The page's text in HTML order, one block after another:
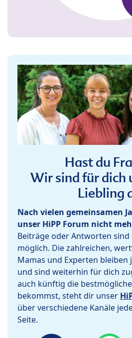
Hast du
Wir sind für dich
Liebling
Nach vielen gemeinsamen
unser HiPP Forum nicht
Beiträge oder Antworten
möglich. Die zahlreichen,
Mamas und Experten bleiben
und sind weiterhin für dich
auch künftig die
bekommst, steht dir unser
über verschiedene Kanäle
Seite.